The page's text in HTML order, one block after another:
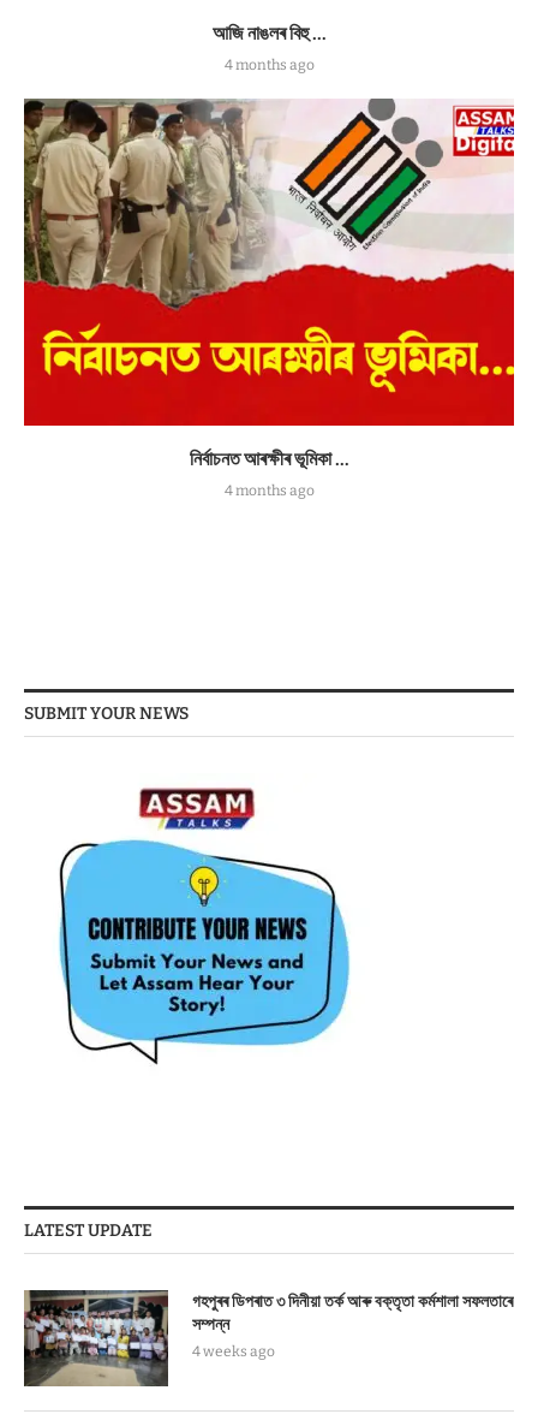
আজি নাঙলৰ বিহু …
4 months ago
নিৰ্বাচনত আৰক্ষীৰ ভূমিকা …
4 months ago
SUBMIT YOUR NEWS
LATEST UPDATE
গহপুৰৰ ডিপৰাত ৩ দিনীয়া তৰ্ক আৰু বক্তৃতা কৰ্মশালা সফলতাৰে
সম্পন্ন
4 weeks ago